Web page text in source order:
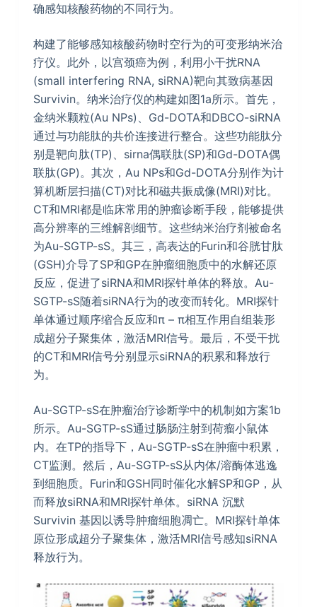
确感知核酸药物的不同行为。
构建了能够感知核酸药物时空行为的可变形纳米治
疗仪。此外，以宫颈癌为例，利用小干扰RNA
(small interfering RNA, siRNA)靶向其致病基因
Survivin。纳米治疗仪的构建如图1a所示。首先，
金纳米颗粒(Au NPs)、Gd-DOTA和DBCO-siRNA
通过与功能肽的共价连接进行整合。这些功能肽分
别是靶向肽(TP)、sirna偶联肽(SP)和Gd-DOTA偶
联肽(GP)。其次，Au NPs和Gd-DOTA分别作为计
算机断层扫描(CT)对比和磁共振成像(MRI)对比。
CT和MRI都是临床常用的肿瘤诊断手段，能够提供
高分辨率的三维解剖细节。这些纳米治疗剂被命名
为Au-SGTP-sS。其三，高表达的Furin和谷胱甘肽
(GSH)介导了SP和GP在肿瘤细胞质中的水解还原
反应，促进了siRNA和MRI探针单体的释放。Au-
SGTP-sS随着siRNA行为的改变而转化。MRI探针
单体通过顺序缩合反应和π – π相互作用自组装形
成超分子聚集体，激活MRI信号。最后，不受干扰
的CT和MRI信号分别显示siRNA的积累和释放行
为。
Au-SGTP-sS在肿瘤治疗诊断学中的机制如方案1b
所示。Au-SGTP-sS通过肠肠注射到荷瘤小鼠体
内。在TP的指导下，Au-SGTP-sS在肿瘤中积累，
CT监测。然后，Au-SGTP-sS从内体/溶酶体逃逸
到细胞质。Furin和GSH同时催化水解SP和GP，从
而释放siRNA和MRI探针单体。siRNA 沉默
Survivin 基因以诱导肿瘤细胞凋亡。MRI探针单体
原位形成超分子聚集体，激活MRI信号感知siRNA
释放行为。